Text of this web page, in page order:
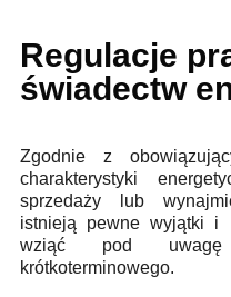
Regulacje
świadectw
Zgodnie z
charakterystyki
sprzedaży lub
istnieją pewne wyjątki i
wziąć pod
krótkoterminowego.